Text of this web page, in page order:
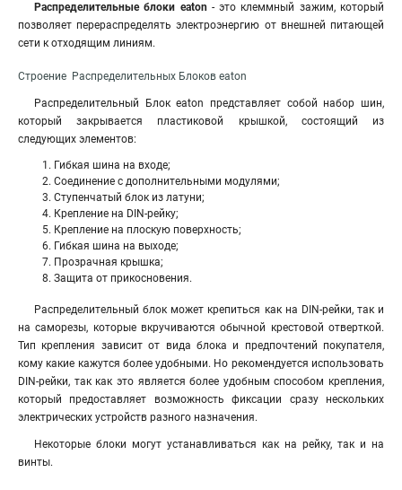
Распределительные блоки eaton - это клеммный зажим, который
позволяет перераспределять электроэнергию от внешней питающей
сети к отходящим линиям.
Строение Распределительных Блоков eaton
Распределительный Блок eaton представляет собой набор шин,
который закрывается пластиковой крышкой, состоящий из
следующих элементов:
Гибкая шина на входе;
Соединение с дополнительными модулями;
Ступенчатый блок из латуни;
Крепление на DIN-рейку;
Крепление на плоскую поверхность;
Гибкая шина на выходе;
Прозрачная крышка;
Защита от прикосновения.
Распределительный блок может крепиться как на DIN-рейки, так и
на саморезы, которые вкручиваются обычной крестовой отверткой.
Тип крепления зависит от вида блока и предпочтений покупателя,
кому какие кажутся более удобными. Но рекомендуется использовать
DIN-рейки, так как это является более удобным способом крепления,
который предоставляет возможность фиксации сразу нескольких
электрических устройств разного назначения.
Некоторые блоки могут устанавливаться как на рейку, так и на
винты.